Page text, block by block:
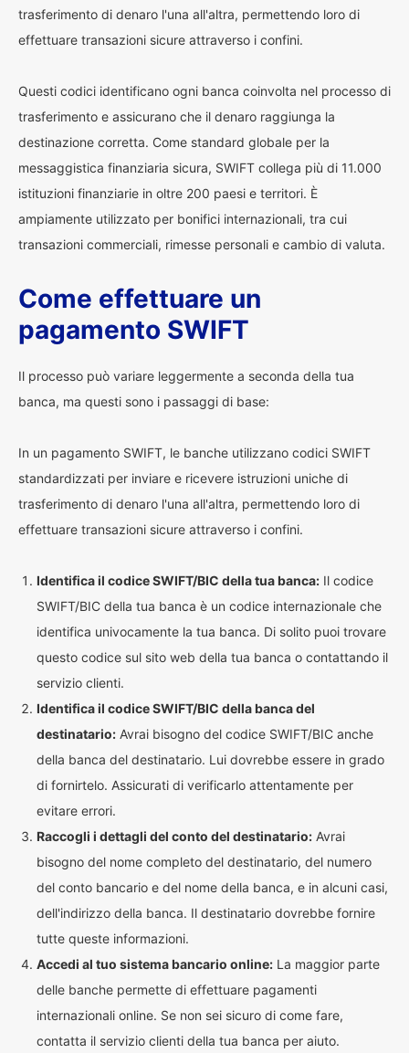
trasferimento di denaro l'una all'altra, permettendo loro di
effettuare transazioni sicure attraverso i confini.
Questi codici identificano ogni banca coinvolta nel processo di
trasferimento e assicurano che il denaro raggiunga la
destinazione corretta. Come standard globale per la
messaggistica finanziaria sicura, SWIFT collega più di 11.000
istituzioni finanziarie in oltre 200 paesi e territori. È
ampiamente utilizzato per bonifici internazionali, tra cui
transazioni commerciali, rimesse personali e cambio di valuta.
Come effettuare un
pagamento SWIFT
Il processo può variare leggermente a seconda della tua
banca, ma questi sono i passaggi di base:
In un pagamento SWIFT, le banche utilizzano codici SWIFT
standardizzati per inviare e ricevere istruzioni uniche di
trasferimento di denaro l'una all'altra, permettendo loro di
effettuare transazioni sicure attraverso i confini.
Identifica il codice SWIFT/BIC della tua banca: Il codice
SWIFT/BIC della tua banca è un codice internazionale che
identifica univocamente la tua banca. Di solito puoi trovare
questo codice sul sito web della tua banca o contattando il
servizio clienti.
Identifica il codice SWIFT/BIC della banca del
destinatario: Avrai bisogno del codice SWIFT/BIC anche
della banca del destinatario. Lui dovrebbe essere in grado
di fornirtelo. Assicurati di verificarlo attentamente per
evitare errori.
Raccogli i dettagli del conto del destinatario: Avrai
bisogno del nome completo del destinatario, del numero
del conto bancario e del nome della banca, e in alcuni casi,
dell'indirizzo della banca. Il destinatario dovrebbe fornire
tutte queste informazioni.
Accedi al tuo sistema bancario online: La maggior parte
delle banche permette di effettuare pagamenti
internazionali online. Se non sei sicuro di come fare,
contatta il servizio clienti della tua banca per aiuto.